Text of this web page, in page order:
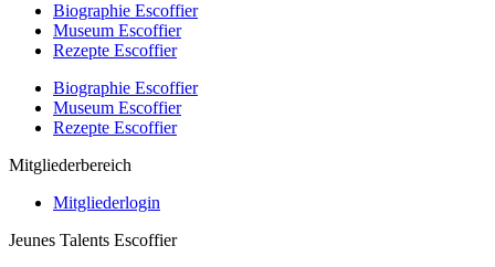
Biographie Escoffier
Museum Escoffier
Rezepte Escoffier
Biographie Escoffier
Museum Escoffier
Rezepte Escoffier
Mitgliederbereich
Mitgliederlogin
Jeunes Talents Escoffier